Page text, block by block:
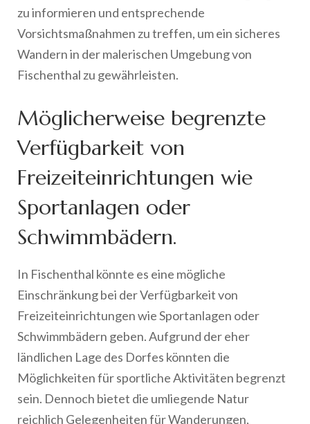
zu informieren und entsprechende
Vorsichtsmaßnahmen zu treffen, um ein sicheres
Wandern in der malerischen Umgebung von
Fischenthal zu gewährleisten.
Möglicherweise begrenzte
Verfügbarkeit von
Freizeiteinrichtungen wie
Sportanlagen oder
Schwimmbädern.
In Fischenthal könnte es eine mögliche
Einschränkung bei der Verfügbarkeit von
Freizeiteinrichtungen wie Sportanlagen oder
Schwimmbädern geben. Aufgrund der eher
ländlichen Lage des Dorfes könnten die
Möglichkeiten für sportliche Aktivitäten begrenzt
sein. Dennoch bietet die umliegende Natur
reichlich Gelegenheiten für Wanderungen,